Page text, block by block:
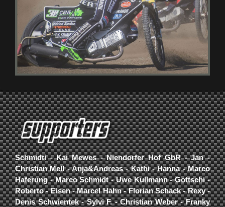
Schmidti - Kai Mewes - Niendorfer Hof GbR - Jan -
Christian Mell - Anja&Andreas - Kathi - Hanna - Marco
Haferung - Marco Schmidt - Uwe Kullmann - Gottschi -
Roberto - Eisen - Marcel Hahn - Florian Schack - Rexy -
Denis Schwientek - Sylvi F. - Christian Weber - Franky